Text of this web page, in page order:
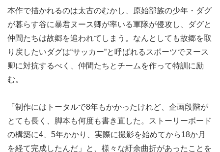
本作で描かれるのは太古のむかし、原始部族の少年・ダグ
が暮らす谷に暴君ヌース卿が率いる軍隊が侵攻し、ダグと
仲間たちは故郷を追われてしまう。なんとしても故郷を取
り戻したいダグは“サッカー”と呼ばれるスポーツでヌース
卿に対抗するべく、仲間たちとチームを作って特訓に励
む。
「制作にはトータルで8年もかかったけれど、企画段階が
とても長く、脚本も何度も書き直した。ストーリーボード
の構築に4、5年かかり、実際に撮影を始めてから18か月
を経て完成したんだ」と、様々な紆余曲折があったことを